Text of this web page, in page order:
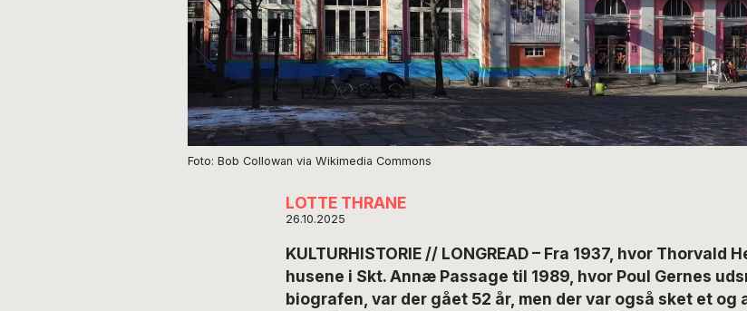
Foto: Bob Collowan via Wikimedia Commons
LOTTE THRANE
26.10.2025
KULTURHISTORIE // LONGREAD – Fra 1937, hvor Thorvald
husene i Skt. Annæ Passage til 1989, hvor Poul Gernes
biografen, var der gået 52 år, men der var også sket et og